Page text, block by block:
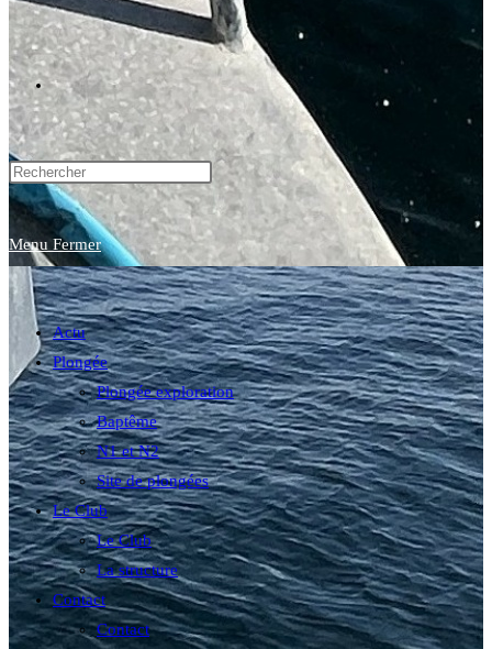
Toggle
website
search
Menu Fermer
Actu
Plongée
Plongée exploration
Baptême
N1 et N2
Site de plongées
Le Club
Le Club
La structure
Contact
Contact